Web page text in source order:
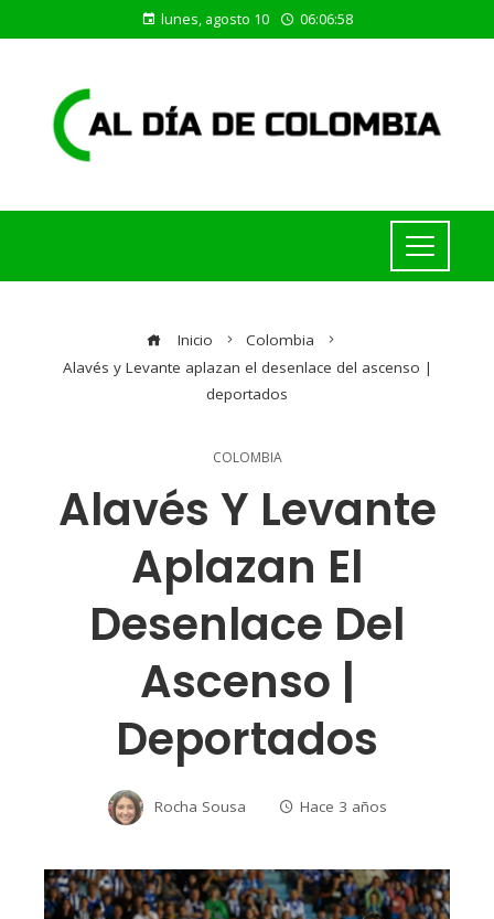
lunes, agosto 10 06:06:58
Inicio
Colombia
Alavés y Levante aplazan el desenlace del ascenso |
deportados
COLOMBIA
Alavés Y Levante
Aplazan El
Desenlace Del
Ascenso |
Deportados
Rocha Sousa Hace 3 años